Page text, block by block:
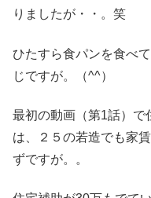
りましたが・・。笑
ひたすら食パンを食べ
じですが。（^^）
最初の動画（第1話）で
は、２５の若造でも家
ずですが。。